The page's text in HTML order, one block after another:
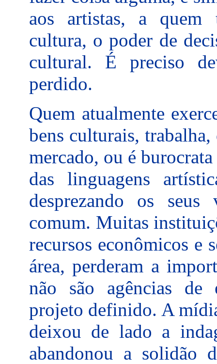
aos artistas, a quem
cultura, o poder de
cultural. É preciso
perdido.
Quem atualmente
bens culturais,
mercado, ou é
das linguagens
desprezando os
comum. Muitas
recursos econômicos e
área, perderam a
não são agências de
projeto definido. A
deixou de lado a
abandonou a solidão